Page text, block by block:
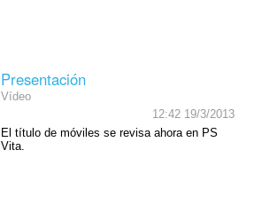
Presentación
Vídeo
12:42 19/3/2013
El título de móviles se revisa ahora en PS
Vita.